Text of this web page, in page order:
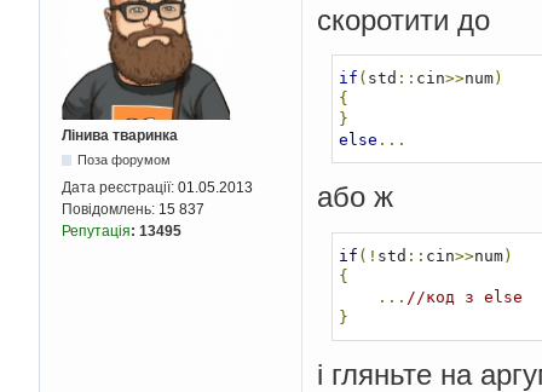
Лінива тваринка
Поза форумом
Дата реєстрації: 01.05.2013
Повідомлень: 15 837
Репутація: 13495
скоротити до
if ( std :: cin>>num)
{
}
else ...
або ж
if (! std :: cin>>num)
{
... //код з else
}
і гляньте на